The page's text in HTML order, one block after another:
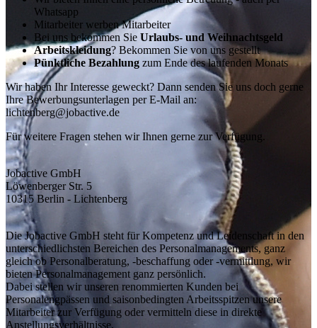
Whatsapp
Mitarbeiter werben Mitarbeiter
Bei uns bekommen Sie Urlaubs- und Weihnachtsgeld
Arbeitskleidung? Bekommen Sie von uns gestellt
Pünktliche Bezahlung zum Ende des laufenden Monats
Wir haben Ihr Interesse geweckt? Dann senden Sie uns doch gerne
Ihre Bewerbungsunterlagen per E-Mail an:
lichtenberg@jobactive.de
Für weitere Fragen stehen wir Ihnen gerne zur Verfügung.
Jobactive GmbH
Löwenberger Str. 5
10315 Berlin - Lichtenberg
Die Jobactive GmbH steht für Kompetenz und Leidenschaft in den
unterschiedlichsten Bereichen des Personalmanagements, ganz
gleich ob Personalberatung, -beschaffung oder -vermittlung, wir
bieten Personalmanagement ganz persönlich.
Dabei stellen wir unseren renommierten Kunden bei
Personalengpässen und saisonbedingten Arbeitsspitzen unsere
Mitarbeiter zur Verfügung oder vermitteln diese in direkte
Anstellungsverhältnisse.